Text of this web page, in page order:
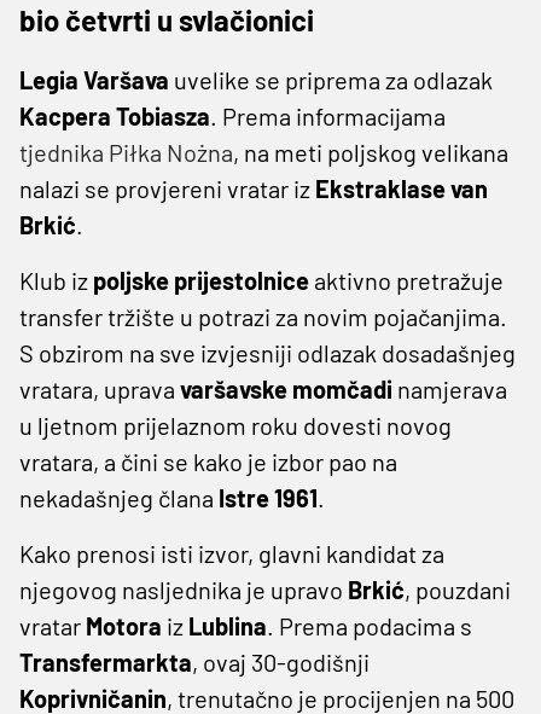
bio četvrti u svlačionici
Legia Varšava uvelike se priprema za odlazak
Kacpera Tobiasza. Prema informacijama
tjednika Piłka Nożna, na meti poljskog velikana
nalazi se provjereni vratar iz Ekstraklasevan
Brkić.
Klub iz poljske prijestolnice aktivno pretražuje
transfer tržište u potrazi za novim pojačanjima.
S obzirom na sve izvjesniji odlazak dosadašnjeg
vratara, uprava varšavske momčadi namjerava
u ljetnom prijelaznom roku dovesti novog
vratara, a čini se kako je izbor pao na
nekadašnjeg člana Istre 1961.
Kako prenosi isti izvor, glavni kandidat za
njegovog nasljednika je upravo Brkić, pouzdani
vratar Motora iz Lublina. Prema podacima s
Transfermarkta, ovaj 30-godišnji
Koprivničanin, trenutačno je procijenjen na 500